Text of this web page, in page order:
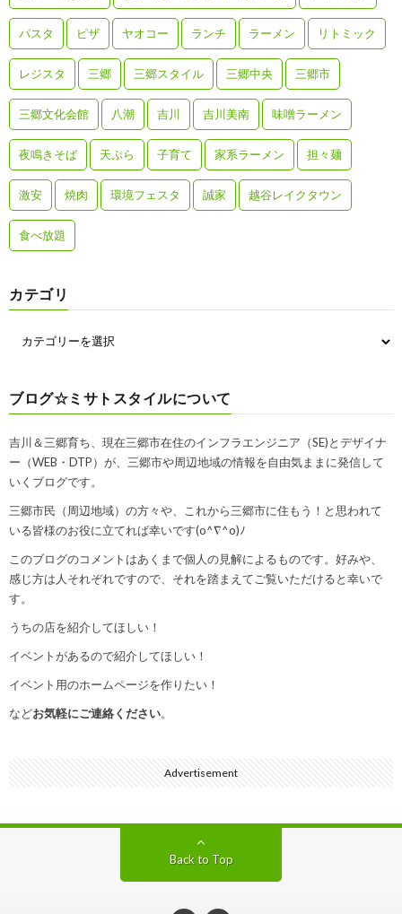
パスタ ピザ ヤオコー ランチ ラーメン リトミック
レジスタ 三郷 三郷スタイル 三郷中央 三郷市
三郷文化会館 八潮 吉川 吉川美南 味噌ラーメン
夜鳴きそば 天ぷら 子育て 家系ラーメン 担々麺
激安 焼肉 環境フェスタ 誠家 越谷レイクタウン
食べ放題
カテゴリ
ブログ☆ミサトスタイルについて
吉川＆三郷育ち、現在三郷市在住のインフラエンジニア（SE)とデザイナ
ー（WEB・DTP）が、三郷市や周辺地域の情報を自由気ままに発信して
いくブログです。
三郷市民（周辺地域）の方々や、これから三郷市に住もう！と思われて
いる皆様のお役に立てれば幸いです(o^∇^o)ﾉ
このブログのコメントはあくまで個人の見解によるものです。好みや、
感じ方は人それぞれですので、それを踏まえてご覧いただけると幸いで
す。
うちの店を紹介してほしい！
イベントがあるので紹介してほしい！
イベント用のホームページを作りたい！
などお気軽にご連絡ください。
Advertisement
Back to Top